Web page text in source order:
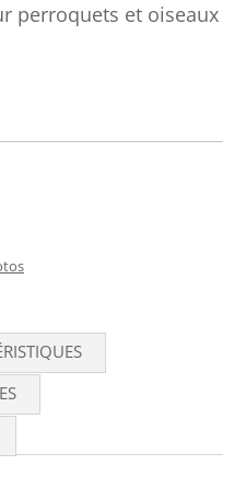
perroquets et oiseaux